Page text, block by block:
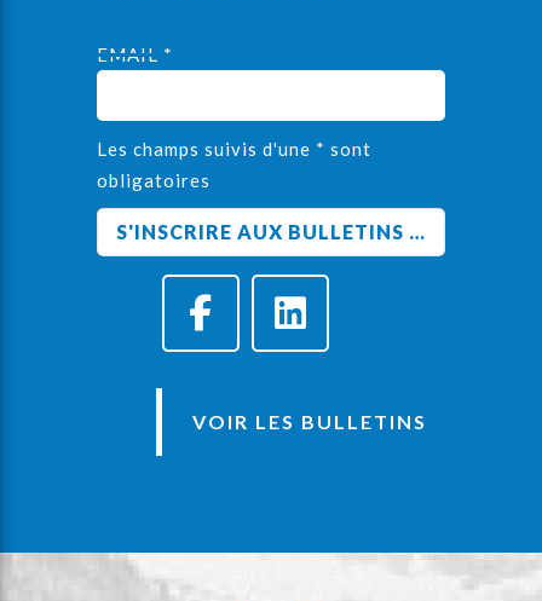
EMAIL *
Les champs suivis d'une * sont
obligatoires
VOIR LES BULLETINS